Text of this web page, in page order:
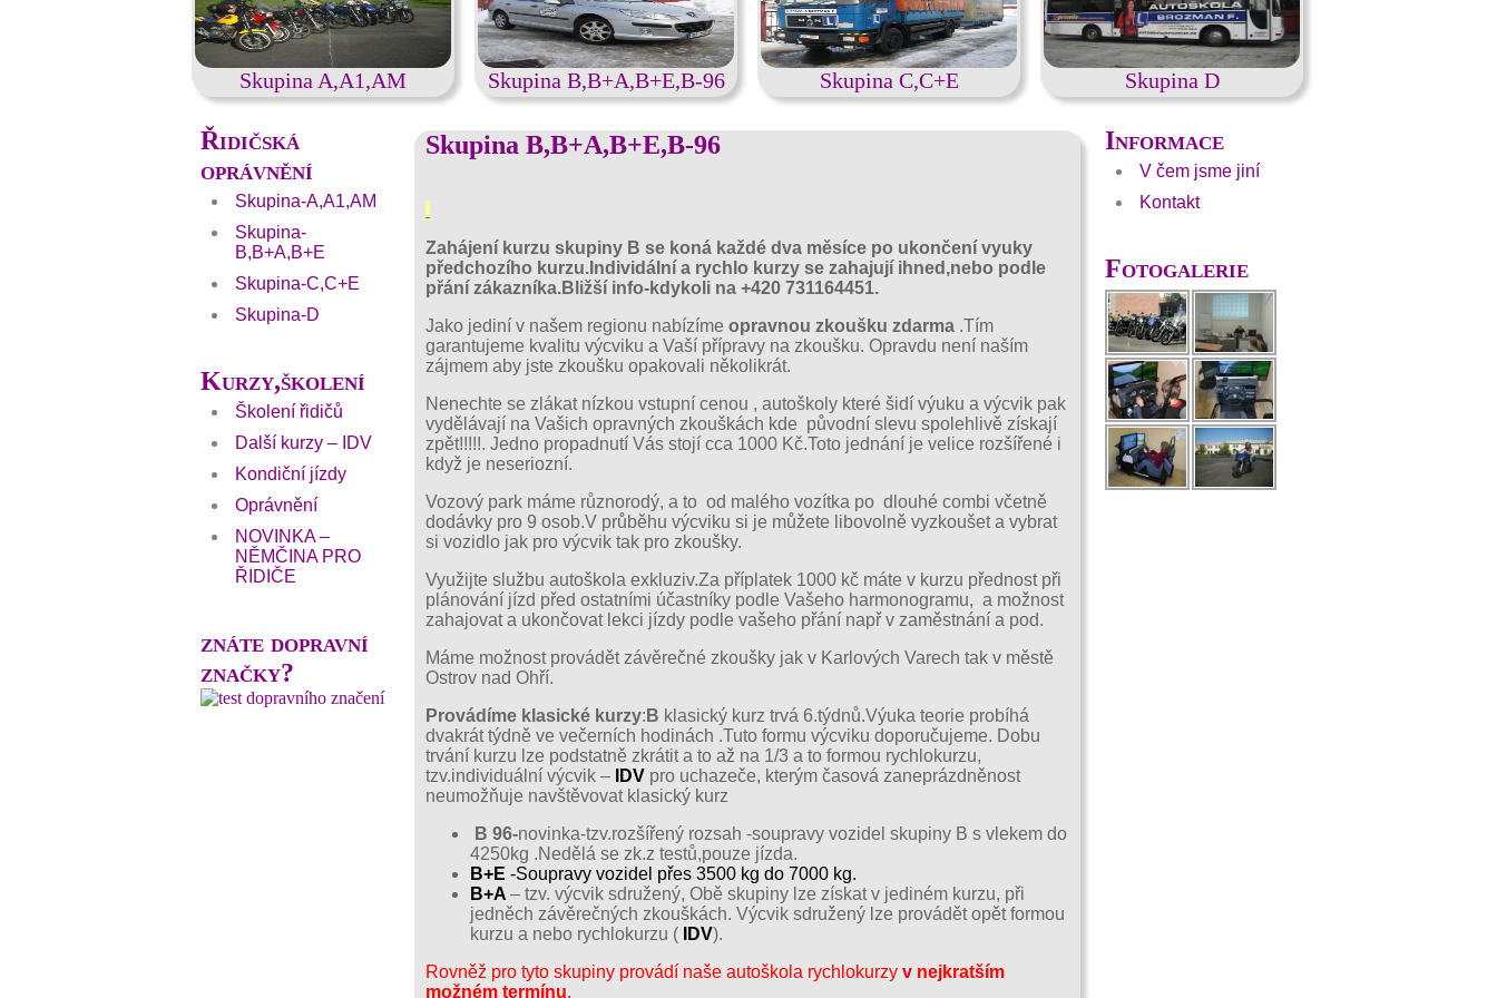
Skupina A,A1,AM Skupina B,B+A,B+E,B-96 Skupina C,C+E Skupina D
Skupina B,B+A,B+E,B-96
Zahájení kurzu skupiny B se koná každé dva měsíce po ukončení vyuky
předchozího kurzu.Individální a rychlo kurzy se zahajují ihned,nebo podle
přání zákazníka.Bližší info-kdykoli na +420 731164451.
Jako jediní v našem regionu nabízíme opravnou zkoušku zdarma .Tím
garantujeme kvalitu výcviku a Vaší přípravy na zkoušku. Opravdu není naším
zájmem aby jste zkoušku opakovali několikrát.
Nenechte se zlákat nízkou vstupní cenou , autoškoly které šidí výuku a výcvik pak
vydělávají na Vašich opravných zkouškách kde původní slevu spolehlivě získají
zpět!!!!!. Jedno propadnutí Vás stojí cca 1000 Kč.Toto jednání je velice rozšířené i
když je neseriozní.
Vozový park máme různorodý, a to od malého vozítka po dlouhé combi včetně
dodávky pro 9 osob.V průběhu výcviku si je můžete libovolně vyzkoušet a vybrat
si vozidlo jak pro výcvik tak pro zkoušky.
Využijte službu autoškola exkluziv.Za příplatek 1000 kč máte v kurzu přednost při
plánování jízd před ostatními účastníky podle Vašeho harmonogramu, a možnost
zahajovat a ukončovat lekci jízdy podle vašeho přání např v zaměstnání a pod.
Máme možnost provádět závěrečné zkoušky jak v Karlových Varech tak v městě
Ostrov nad Ohří.
Provádíme klasické kurzy: B klasický kurz trvá 6.týdnů.Výuka teorie probíhá
dvakrát týdně ve večerních hodinách .Tuto formu výcviku doporučujeme. Dobu
trvání kurzu lze podstatně zkrátit a to až na 1/3 a to formou rychlokurzu,
tzv.individuální výcvik –
IDV pro uchazeče, kterým časová zaneprázdněnost
neumožňuje navštěvovat klasický kurz
B 96-novinka-tzv.rozšířený rozsah -soupravy vozidel skupiny B s vlekem do
4250kg .Nedělá se zk.z testů,pouze jízda.
B+E -Soupravy vozidel přes 3500 kg do 7000 kg.
B+A – tzv. výcvik sdružený, Obě skupiny lze získat v jediném kurzu, při
jedněch závěrečných zkouškách. Výcvik sdružený lze provádět opět formou
kurzu a nebo rychlokurzu (
IDV).
Rovněž pro tyto skupiny provádí naše autoškola rychlokurzy v nejkratším
možném termínu,
Řidičská
oprávnění
Skupina-A,A1,AM
Skupina-
B,B+A,B+E
Skupina-C,C+E
Skupina-D
Kurzy,školení
Školení řidičů
Další kurzy – IDV
Kondiční jízdy
Oprávnění
NOVINKA –
NĚMČINA PRO
ŘIDIČE
znáte dopravní
značky?
Informace
V čem jsme jiní
Kontakt
Fotogalerie